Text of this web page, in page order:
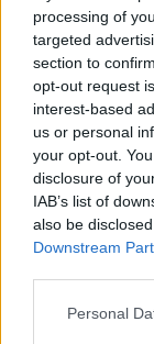
processing of
targeted
section to
opt-out request
interest-based
us or personal
your opt-out.
disclosure of
IAB’s list of
also be
Downstream
Personal
WHAT IT IS!!
CE QUE
WHEN IT IS!!
QUAND
You ain't gon
I'mma do it!
Tu vas pas me
me le faire! (woo!)
Pop, stop drop
Je les défonce,
Hold niggas
Retiens tes